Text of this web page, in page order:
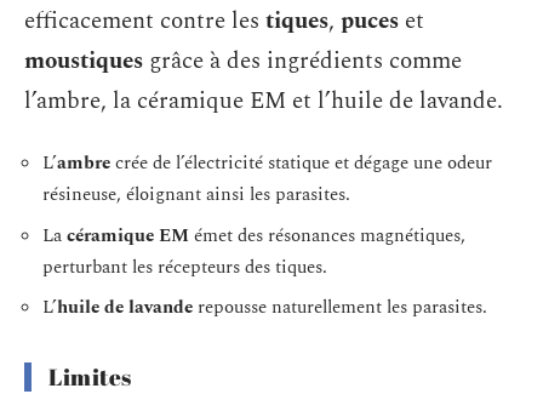
efficacement contre les tiques, puces et
moustiques grâce à des ingrédients comme
l’ambre, la céramique EM et l’huile de lavande.
L’ambrecrée de l’électricité statique et dégage une odeur
résineuse, éloignant ainsi les parasites.
Lacéramique EM émet des résonances magnétiques,
perturbant les récepteurs des tiques.
L’huile de lavande repousse naturellement les parasites.
Limites